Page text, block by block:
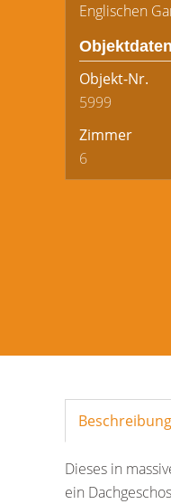
Englischen
Objektdaten
Objekt-Nr.
5999
Zimmer
6
Beschreibung
Dieses in
ein